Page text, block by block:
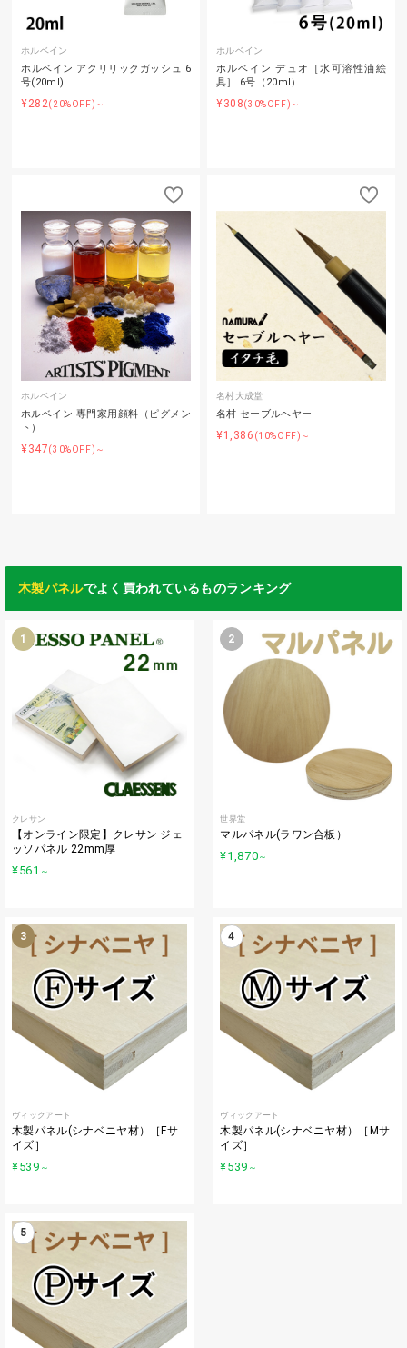
ホルベイン
ホルベイン アクリリックガッシュ 6
号(20ml)
¥282(20%OFF)～
ホルベイン
ホルベイン デュオ［水可溶性油絵
具］ 6号（20ml）
¥308(30%OFF)～
ホルベイン
ホルベイン 専門家用顔料（ピグメン
ト）
¥347(30%OFF)～
名村大成堂
名村 セーブルヘヤー
¥1,386 (10%OFF)～
木製パネルでよく買われているものランキング
1
クレサン
【オンライン限定】クレサン ジェ
ッソパネル 22mm厚
¥561 ～
2
世界堂
マルパネル(ラワン合板）
¥1,870～
3
ヴィックアート
木製パネル(シナベニヤ材）［Fサ
イズ］
¥539 ～
4
ヴィックアート
木製パネル(シナベニヤ材）［Mサ
イズ］
¥539 ～
5